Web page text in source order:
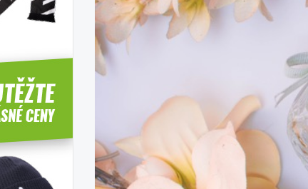
laické veřejnosti
sleduj náš web ELenka.cz